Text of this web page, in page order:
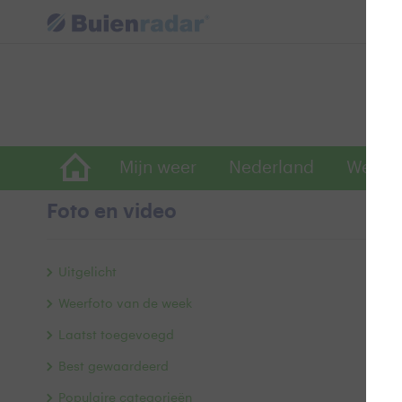
Mijn weer Nederland
Foto en video
Uitgelicht
Weerfoto van de week
Laatst toegevoegd
Best gewaardeerd
Populaire categorieën